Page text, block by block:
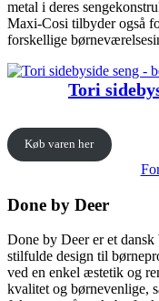
metal i deres
Maxi-Cosi tilbyder også
forskellige
Tori
Køb varen her
Done by Deer
Done by Deer er et
stilfulde design til
ved en enkel æstetik og
kvalitet og børnevenlige,